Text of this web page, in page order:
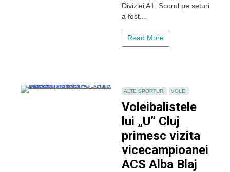
cu
Diviziei A1. Scorul pe seturi
a fost...
Read More
ALTE SPORTURI VOLEI
Voleibalistele
lui „U” Cluj
primesc vizita
vicecampioanei
ACS Alba Blaj